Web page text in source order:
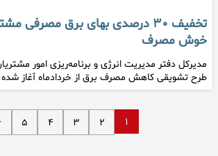
تخفیف ۳۰ درصدی بهای برق مصرفی
خوش مصرف
مدیرکل دفتر مدیریت انرژی و برنامه‌ریزی امور
طرح تشویقی کاهش مصرف برق از خردادماه آغاز
۱ ۲ ۳ ۴ ۵